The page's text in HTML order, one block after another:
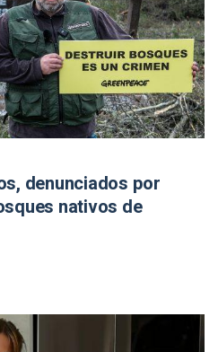
denunciados por
nativos de